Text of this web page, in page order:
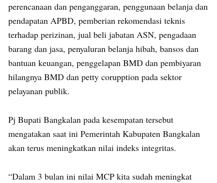
perencanaan dan penganggaran, penggunaan belanja dan
pendapatan APBD, pemberian rekomendasi teknis
terhadap perizinan, jual beli jabatan ASN, pengadaan
barang dan jasa, penyaluran belanja hibah, bansos dan
bantuan keuangan, penggelapan BMD dan pembiyaran
hilangnya BMD dan petty corupption pada sektor
pelayanan publik.
Pj Bupati Bangkalan pada kesempatan tersebut
mengatakan saat ini Pemerintah Kabupaten Bangkalan
akan terus meningkatkan nilai indeks integritas.
“Dalam 3 bulan ini nilai MCP kita sudah meningkat